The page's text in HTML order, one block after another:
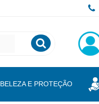
BELEZA E PROTEÇÃO